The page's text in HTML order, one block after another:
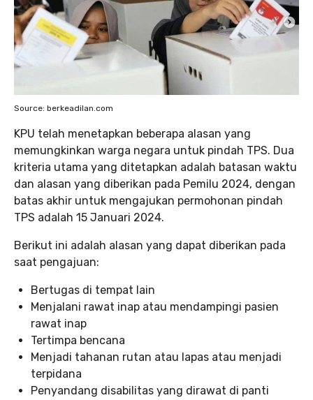
Source: berkeadilan.com
KPU telah menetapkan beberapa alasan yang
memungkinkan warga negara untuk pindah TPS. Dua
kriteria utama yang ditetapkan adalah batasan waktu
dan alasan yang diberikan pada Pemilu 2024, dengan
batas akhir untuk mengajukan permohonan pindah
TPS adalah 15 Januari 2024.
Berikut ini adalah alasan yang dapat diberikan pada
saat pengajuan:
Bertugas di tempat lain
Menjalani rawat inap atau mendampingi pasien
rawat inap
Tertimpa bencana
Menjadi tahanan rutan atau lapas atau menjadi
terpidana
Penyandang disabilitas yang dirawat di panti